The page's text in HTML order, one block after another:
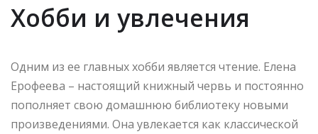
Хобби и увлечения
Одним из ее главных хобби является чтение. Елена
Ерофеева – настоящий книжный червь и постоянно
пополняет свою домашнюю библиотеку новыми
произведениями. Она увлекается как классической